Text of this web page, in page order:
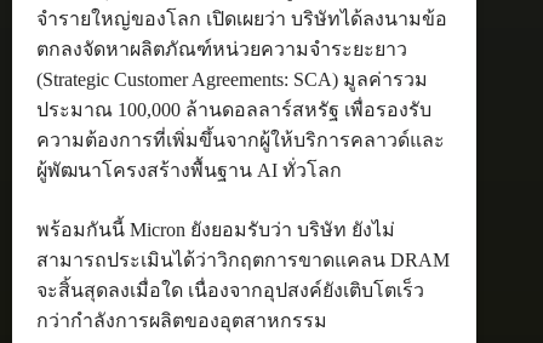
จำรายใหญ่ของโลก เปิดเผยว่า บริษัทได้ลงนามข้อ
ตกลงจัดหาผลิตภัณฑ์หน่วยความจำระยะยาว
(Strategic Customer Agreements: SCA) มูลค่ารวม
ประมาณ 100,000 ล้านดอลลาร์สหรัฐ เพื่อรองรับ
ความต้องการที่เพิ่มขึ้นจากผู้ให้บริการคลาวด์และ
ผู้พัฒนาโครงสร้างพื้นฐาน AI ทั่วโลก
พร้อมกันนี้ Micron ยังยอมรับว่า บริษัท ยังไม่
สามารถประเมินได้ว่าวิกฤตการขาดแคลน DRAM
จะสิ้นสุดลงเมื่อใด เนื่องจากอุปสงค์ยังเติบโตเร็ว
กว่ากำลังการผลิตของอุตสาหกรรม